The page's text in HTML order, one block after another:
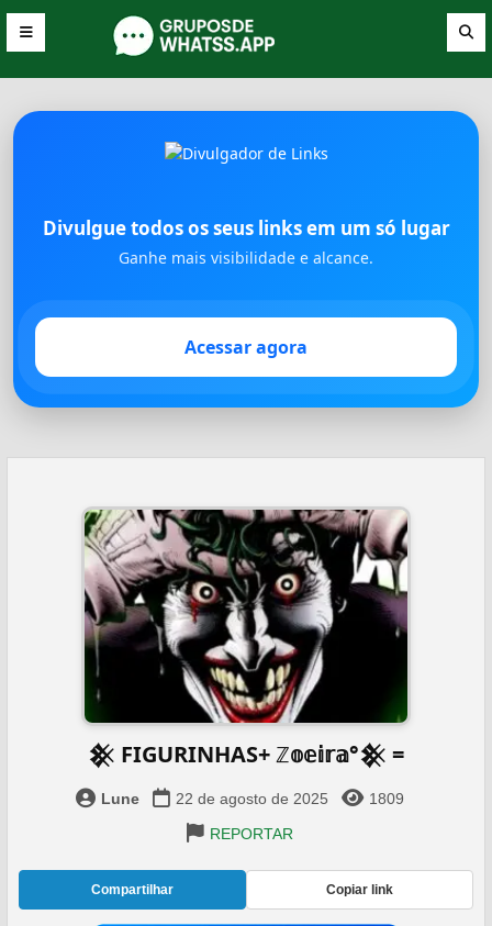
Divulgue todos os seus links em um só lugar
Ganhe mais visibilidade e alcance.
Acessar agora
𒆜 FIGURINHAS+ ℤ𝕠𝕖𝕚𝕣𝕒°𒆜 =
Lune 22 de agosto de 2025
1809
REPORTAR
Compartilhar Copiar link